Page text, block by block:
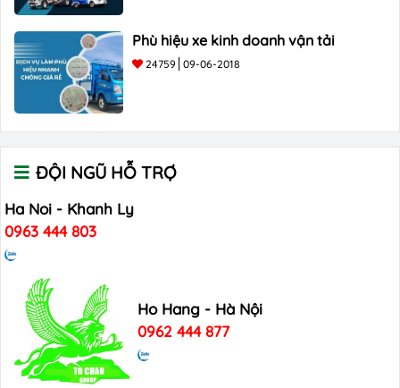
Phù hiệu xe kinh doanh vận tải
24759 09-06-2018
ĐỘI NGŨ HỖ TRỢ
Ha Noi - Khanh Ly
0963 444 803
Ho Hang - Hà Nội
0962 444 877